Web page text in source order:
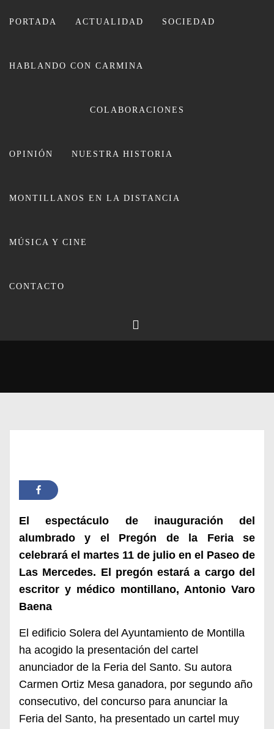
PORTADA ACTUALIDAD SOCIEDAD
HABLANDO CON CARMINA
COLABORACIONES
OPINIÓN NUESTRA HISTORIA
MONTILLANOS EN LA DISTANCIA
MÚSICA Y CINE
CONTACTO
CARMINA LEIVA
Carmen Ortiz autora del cartel
Publicado en27/06/2023
El espectáculo de inauguración del
alumbrado y el Pregón de la Feria se
celebrará el martes 11 de julio en el Paseo de
Las Mercedes. El pregón estará a cargo del
escritor y médico montillano, Antonio Varo
Baena
El edificio Solera del Ayuntamiento de Montilla
ha acogido la presentación del cartel
anunciador de la Feria del Santo. Su autora
Carmen Ortiz Mesa ganadora, por segundo año
consecutivo, del concurso para anunciar la
Feria del Santo, ha presentado un cartel muy